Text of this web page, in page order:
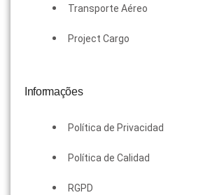
Transporte Aéreo
Project Cargo
Informações
Política de Privacidad
Política de Calidad
RGPD